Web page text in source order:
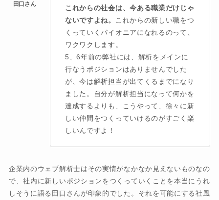
これからの社会は、今ある職業だけじゃ
ないですよね。
これからの新しい職をつ
くっていくパイオニアになれるのって、
ワクワクします。
5、6年前の弊社には、解析をメインに
行なうポジションはありませんでした
が、今は解析担当が出てくるまでになり
ました。自分が解析担当になって何かを
達成するよりも、こうやって、徐々に新
しい仲間をつくっていけるのがすごく楽
しいんですよ！
企業内のウェブ解析士はその実情がなかなか見えないものなの
で、社内に新しいポジションをつくっていくことを本当にうれ
しそうに語る田口さんが印象的でした。それを可能にする社風